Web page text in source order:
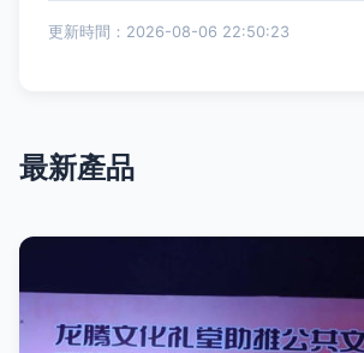
更新時間：2026-08-06 22:50:23
最新產品